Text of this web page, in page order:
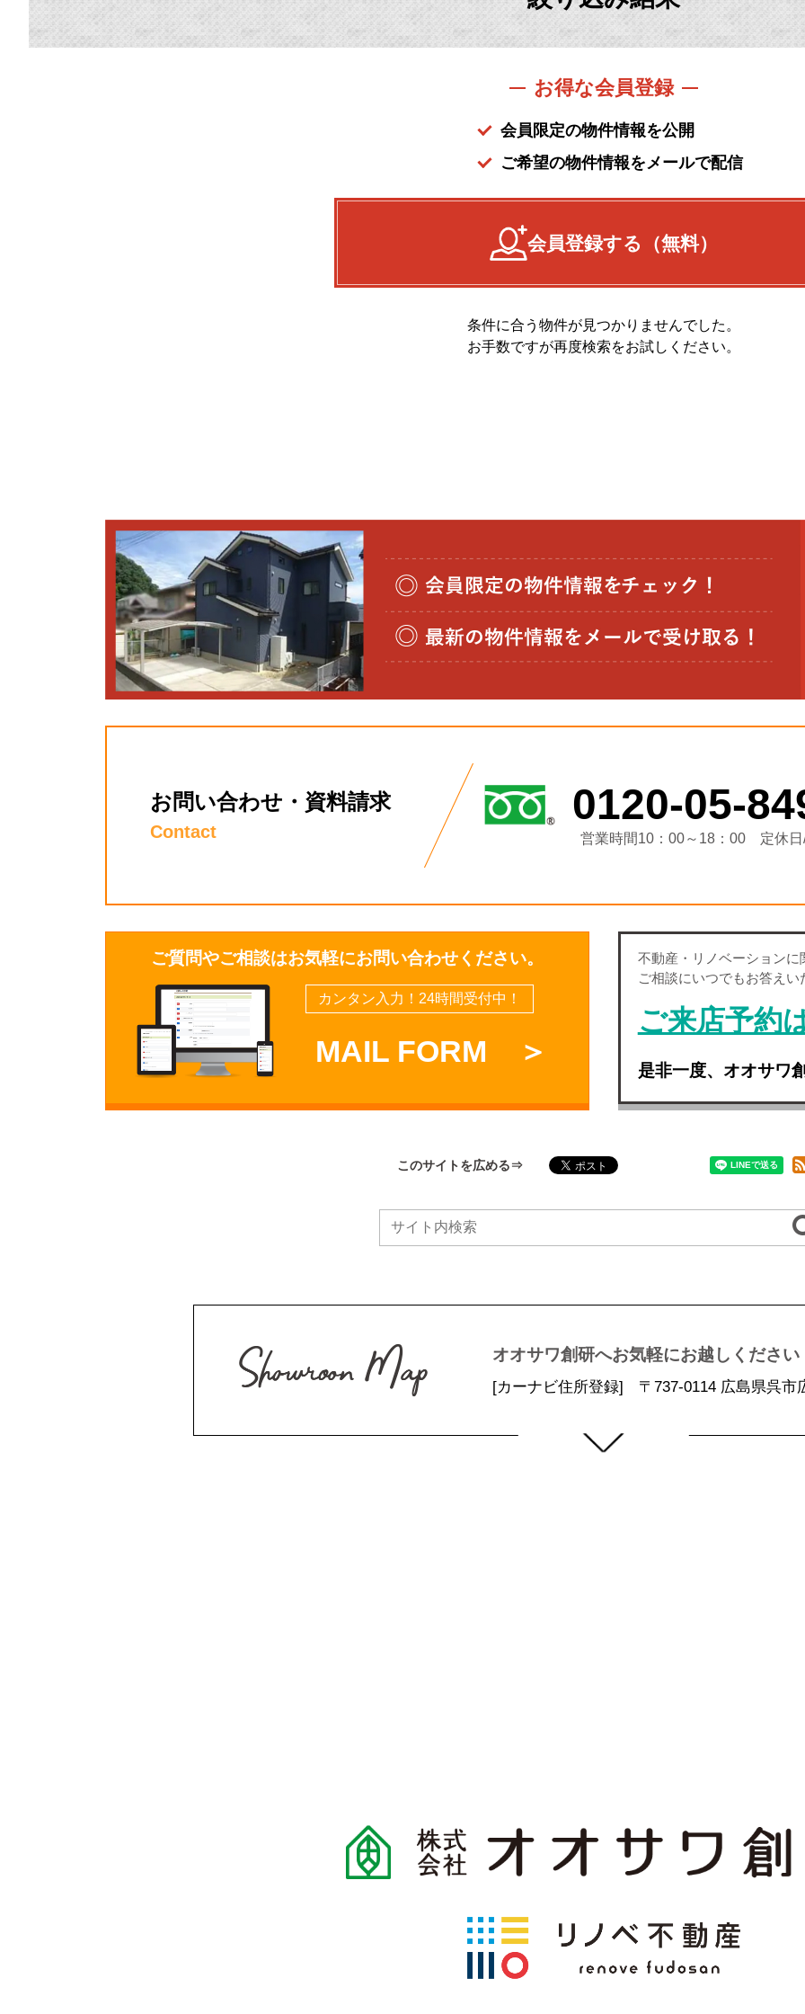
お得な会員登録
会員限定の物件情報を公開
ご希望の物件情報をメールで配信
会員登録する（無料）
条件に合う物件が見つかりませんでした。
お手数ですが再度検索をお試しください。
お問い合わせ・資料請求
Contact
0120-05-
営業時間10：00～18：00 定休
ご質問やご相談はお気軽にお問い合わせください。
カンタン入力！24時間受付中！
MAIL FORM ＞
不動産・ リノベーションに
ご相談にいつでもお答えい
ご来店予約
是非一度、オオサワ
このサイトを広める
オオサワ創研へお気軽にお越しください
[カーナビ住所登録] 〒737-0114 広島県呉市